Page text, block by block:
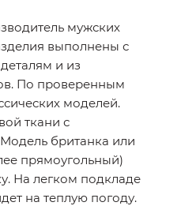
мужских
выполнены с
и из
По проверенным
моделей.
ткани с
британка или
прямоугольный)
На легком подкладе
на теплую погоду.